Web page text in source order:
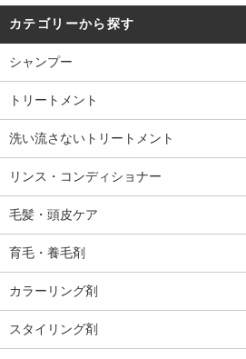
カテゴリーから探す
シャンプー
トリートメント
洗い流さないトリートメント
リンス・コンディショナー
毛髪・頭皮ケア
育毛・養毛剤
カラーリング剤
スタイリング剤